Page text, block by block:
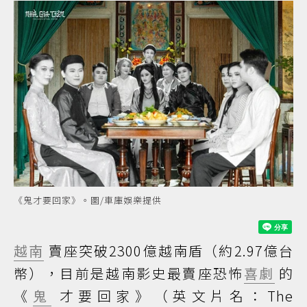
《鬼才要回家》。圖/車庫娛樂提供
越南 賣座突破2300億越南盾（約2.97億台
幣），目前是越南影史最賣座恐怖喜劇 的
《 鬼
才要回家》（英文片名：The